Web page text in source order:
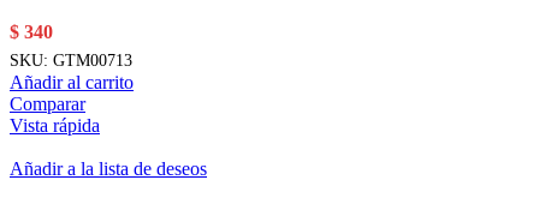
$ 340
SKU: GTM00713
Añadir al carrito
Comparar
Vista rápida
Añadir a la lista de deseos